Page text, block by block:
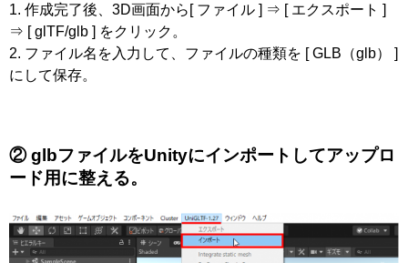
1. 作成完了後、3D画面から[ ファイル ] ⇒ [ エクスポート ]
⇒ [ glTF/glb ] をクリック。
2. ファイル名を入力して、ファイルの種類を [ GLB（glb） ]
にして保存。
② glbファイルをUnityにインポートしてアップロ
ード用に整える。